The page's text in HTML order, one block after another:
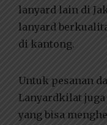
lanyard lain di
lanyard
di kantong.
Untuk pesanan
Lanyardkilat
yang bisa